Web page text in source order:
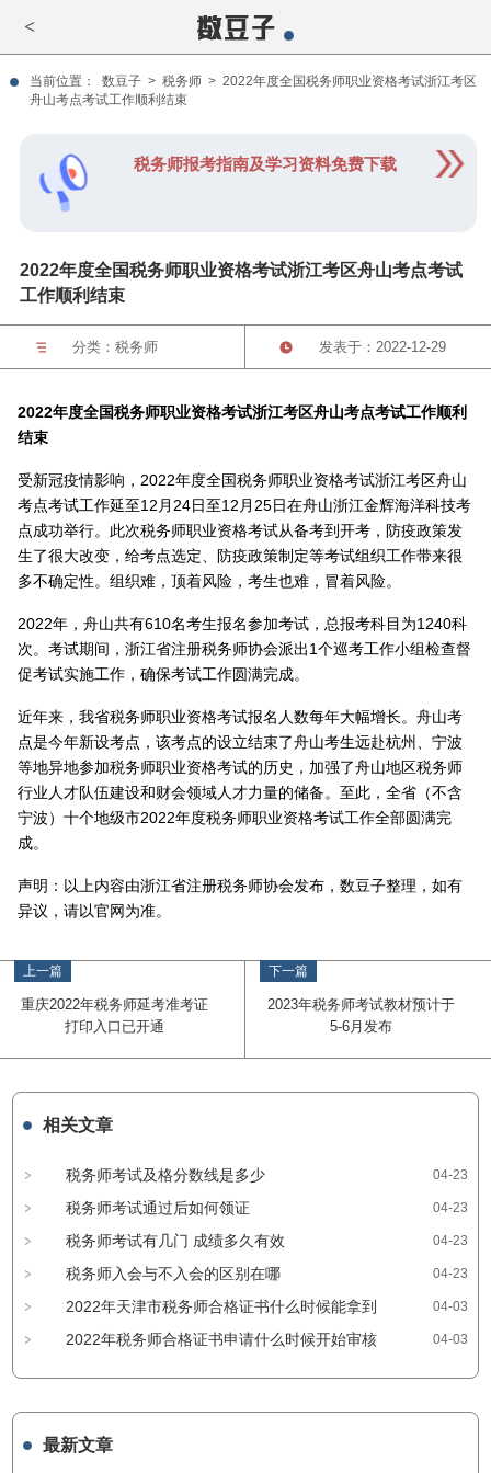
<
当前位置： 数豆子 > 税务师 > 2022年度全国税务师职业资格考试浙江考区
舟山考点考试工作顺利结束
税务师报考指南及学习资料免费下载
2022年度全国税务师职业资格考试浙江考区舟山考点考试
工作顺利结束
分类：税务师 发表于：2022-12-29
2022年度全国税务师职业资格考试浙江考区舟山考点考试工作顺利
结束
受新冠疫情影响，2022年度全国税务师职业资格考试浙江考区舟山
考点考试工作延至12月24日至12月25日在舟山浙江金辉海洋科技考
点成功举行。此次税务师职业资格考试从备考到开考，防疫政策发
生了很大改变，给考点选定、防疫政策制定等考试组织工作带来很
多不确定性。组织难，顶着风险，考生也难，冒着风险。
2022年，舟山共有610名考生报名参加考试，总报考科目为1240科
次。考试期间，浙江省注册税务师协会派出1个巡考工作小组检查督
促考试实施工作，确保考试工作圆满完成。
近年来，我省税务师职业资格考试报名人数每年大幅增长。舟山考
点是今年新设考点，该考点的设立结束了舟山考生远赴杭州、宁波
等地异地参加税务师职业资格考试的历史，加强了舟山地区税务师
行业人才队伍建设和财会领域人才力量的储备。至此，全省（不含
宁波）十个地级市2022年度税务师职业资格考试工作全部圆满完
成。
声明：以上内容由浙江省注册税务师协会发布，数豆子整理，如有
异议，请以官网为准。
上一篇
重庆2022年税务师延考准考证
打印入口已开通
下一篇
2023年税务师考试教材预计于
5-6月发布
相关文章
税务师考试及格分数线是多少 04-23
税务师考试通过后如何领证 04-23
税务师考试有几门 成绩多久有效 04-23
税务师入会与不入会的区别在哪 04-23
2022年天津市税务师合格证书什么时候能拿到 04-03
2022年税务师合格证书申请什么时候开始审核 04-03
最新文章